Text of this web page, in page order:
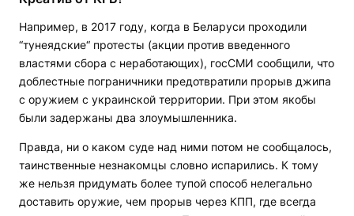
Например, в 2017 году, когда в Беларуси проходили
“тунеядские“ протесты (акции против введенного
властями сбора с неработающих), госСМИ сообщили, что
доблестные пограничники предотвратили прорыв джипа
с оружием с украинской территории. При этом якобы
были задержаны два злоумышленника.
Правда, ни о каком суде над ними потом не сообщалось,
таинственные незнакомцы словно испарились. К тому
же нельзя придумать более тупой способ нелегально
доставить оружие, чем прорыв через КПП, где всегда